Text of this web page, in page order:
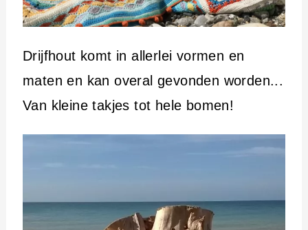
Drijfhout komt in allerlei vormen en
maten en kan overal gevonden worden...
Van kleine takjes tot hele bomen!